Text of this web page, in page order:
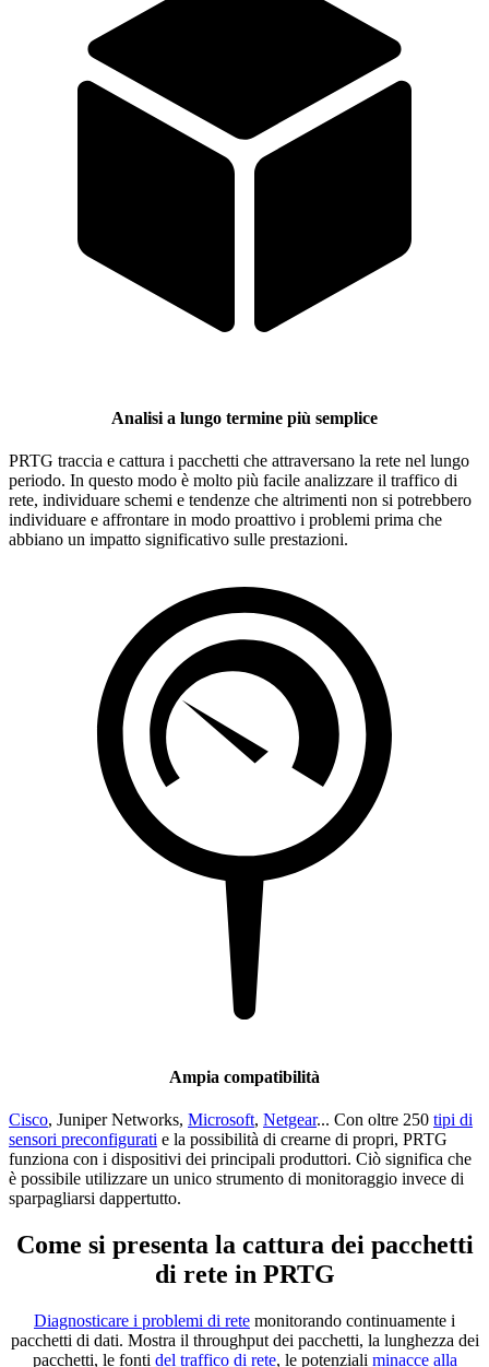
Analisi a lungo termine più semplice
PRTG traccia e cattura i pacchetti che attraversano la rete nel lungo
periodo. In questo modo è molto più facile analizzare il traffico di
rete, individuare schemi e tendenze che altrimenti non si potrebbero
individuare e affrontare in modo proattivo i problemi prima che
abbiano un impatto significativo sulle prestazioni.
Ampia compatibilità
Cisco, Juniper Networks, Microsoft, Netgear... Con oltre 250 tipi di
sensori preconfigurati e la possibilità di crearne di propri, PRTG
funziona con i dispositivi dei principali produttori. Ciò significa che
è possibile utilizzare un unico strumento di monitoraggio invece di
sparpagliarsi dappertutto.
Come si presenta la cattura dei pacchetti
di rete in PRTG
Diagnosticare i problemi di rete monitorando continuamente i
pacchetti di dati. Mostra il throughput dei pacchetti, la lunghezza dei
pacchetti, le fonti del traffico di rete, le potenziali minacce alla